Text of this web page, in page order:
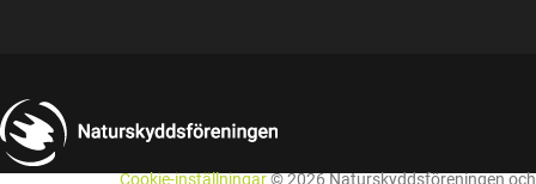
Cookie-inställningar© 2026 Naturskyddsföreningen och